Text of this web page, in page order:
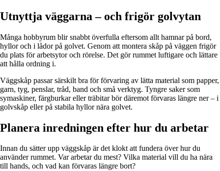
Utnyttja väggarna – och frigör golvytan
Många hobbyrum blir snabbt överfulla eftersom allt hamnar på bord,
hyllor och i lådor på golvet. Genom att montera skåp på väggen frigör
du plats för arbetsytor och rörelse. Det gör rummet luftigare och lättare
att hålla ordning i.
Väggskåp passar särskilt bra för förvaring av lätta material som papper,
garn, tyg, penslar, tråd, band och små verktyg. Tyngre saker som
symaskiner, färgburkar eller träbitar bör däremot förvaras längre ner – i
golvskåp eller på stabila hyllor nära golvet.
Planera inredningen efter hur du arbetar
Innan du sätter upp väggskåp är det klokt att fundera över hur du
använder rummet. Var arbetar du mest? Vilka material vill du ha nära
till hands, och vad kan förvaras längre bort?